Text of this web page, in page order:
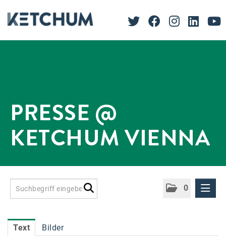
PRESSE @
KETCHUM VIENNA
0
Accessiway
Text Bilder